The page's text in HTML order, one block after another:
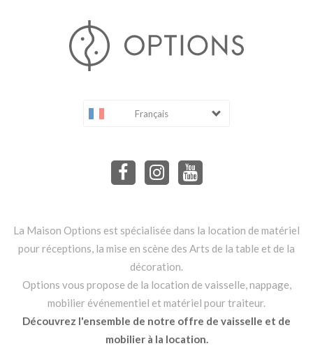
Français
La Maison Options est spécialisée dans la location de matériel
pour réceptions, la mise en scène des Arts de la table et de la
décoration.
Options vous propose de la location de vaisselle, nappage,
mobilier événementiel et matériel pour traiteur.
Découvrez l'ensemble de notre offre de vaisselle et de
mobilier à la location.